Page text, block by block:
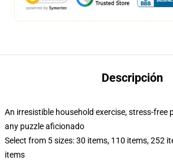
Descripción
An irresistible household exercise, stress-free
any puzzle aficionado
Select from 5 sizes: 30 items, 110 items, 252
items